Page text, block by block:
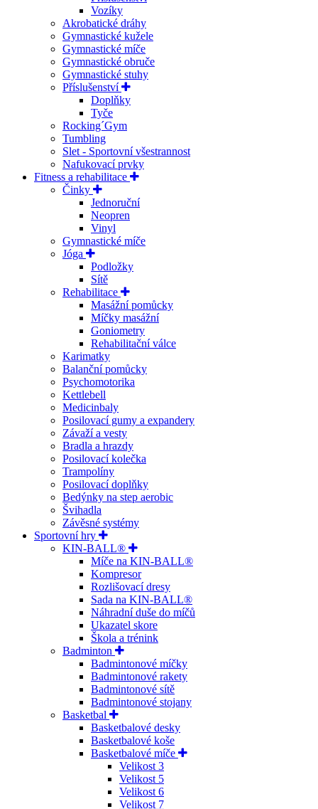
Vozíky
Akrobatické dráhy
Gymnastické kužele
Gymnastické míče
Gymnastické obruče
Gymnastické stuhy
Příslušenství
Doplňky
Tyče
Rocking´Gym
Tumbling
Slet - Sportovní všestrannost
Nafukovací prvky
Fitness a rehabilitace
Činky
Jednoruční
Neopren
Vinyl
Gymnastické míče
Jóga
Podložky
Sítě
Rehabilitace
Masážní pomůcky
Míčky masážní
Goniometry
Rehabilitační válce
Karimatky
Balanční pomůcky
Psychomotorika
Kettlebell
Medicinbaly
Posilovací gumy a expandery
Závaží a vesty
Bradla a hrazdy
Posilovací kolečka
Trampolíny
Posilovací doplňky
Bedýnky na step aerobic
Švihadla
Závěsné systémy
Sportovní hry
KIN-BALL®
Míče na KIN-BALL®
Kompresor
Rozlišovací dresy
Sada na KIN-BALL®
Náhradní duše do míčů
Ukazatel skore
Škola a trénink
Badminton
Badmintonové míčky
Badmintonové rakety
Badmintonové sítě
Badmintonové stojany
Basketbal
Basketbalové desky
Basketbalové koše
Basketbalové míče
Velikost 3
Velikost 5
Velikost 6
Velikost 7